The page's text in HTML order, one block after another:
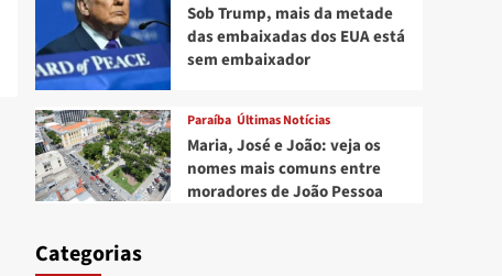
Sob Trump, mais da metade
das embaixadas dos EUA está
sem embaixador
Paraíba Últimas Notícias
Maria, José e João: veja os
nomes mais comuns entre
moradores de João Pessoa
Categorias